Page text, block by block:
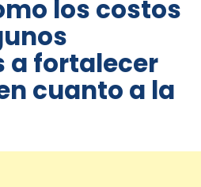
los costos
a fortalecer
cuanto a la